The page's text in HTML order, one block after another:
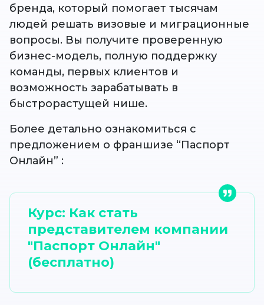
бренда, который помогает тысячам
людей решать визовые и миграционные
вопросы. Вы получите проверенную
бизнес-модель, полную поддержку
команды, первых клиентов и
возможность зарабатывать в
быстрорастущей нише.
Более детально ознакомиться с
предложением о франшизе “Паспорт
Онлайн” :
Курс: Как стать
представителем компании
"Паспорт Онлайн"
(бесплатно)